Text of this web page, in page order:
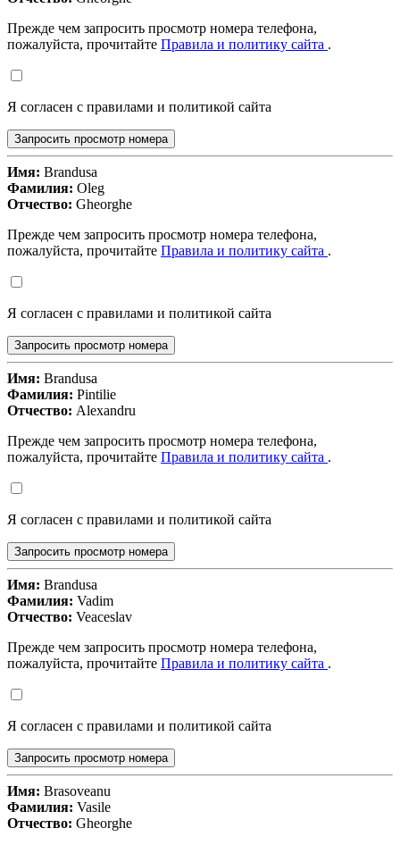
Прежде чем запросить просмотр номера телефона,
пожалуйста, прочитайте Правила и политику сайта .
Я согласен с правилами и политикой сайта
Запросить просмотр номера
Имя: Brandusa
Фамилия: Oleg
Отчество: Gheorghe
Прежде чем запросить просмотр номера телефона,
пожалуйста, прочитайте Правила и политику сайта .
Я согласен с правилами и политикой сайта
Запросить просмотр номера
Имя: Brandusa
Фамилия: Pintilie
Отчество: Alexandru
Прежде чем запросить просмотр номера телефона,
пожалуйста, прочитайте Правила и политику сайта .
Я согласен с правилами и политикой сайта
Запросить просмотр номера
Имя: Brandusa
Фамилия: Vadim
Отчество: Veaceslav
Прежде чем запросить просмотр номера телефона,
пожалуйста, прочитайте Правила и политику сайта .
Я согласен с правилами и политикой сайта
Запросить просмотр номера
Имя: Brasoveanu
Фамилия: Vasile
Отчество: Gheorghe